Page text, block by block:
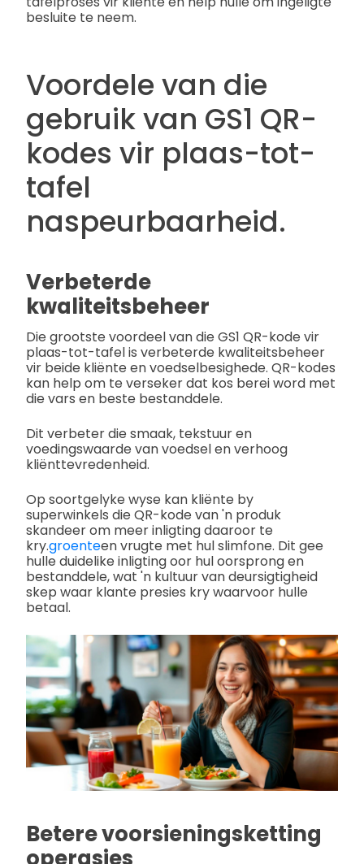
besluite te neem.
Voordele van die
gebruik van GS1 QR-
kodes vir plaas-tot-
tafel
naspeurbaarheid.
Verbeterde
kwaliteitsbeheer
Die grootste voordeel van die GS1 QR-kode vir
plaas-tot-tafel is verbeterde kwaliteitsbeheer
vir beide kliënte en voedselbesighede. QR-kodes
kan help om te verseker dat kos berei word met
die vars en beste bestanddele.
Dit verbeter die smaak, tekstuur en
voedingswaarde van voedsel en verhoog
kliënttevredenheid.
Op soortgelyke wyse kan kliënte by
superwinkels die QR-kode van 'n produk
skandeer om meer inligting daaroor te
kry.groenteen vrugte met hul slimfone. Dit gee
hulle duidelike inligting oor hul oorsprong en
bestanddele, wat 'n kultuur van deursigtigheid
skep waar klante presies kry waarvoor hulle
betaal.
Betere voorsieningsketting